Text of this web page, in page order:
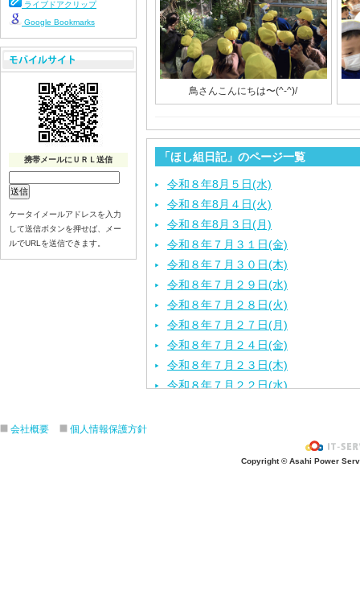
鳥さんこんにちは〜(^-^)/
「ほし組日記」のページ一覧
令和８年8月５日(水)
令和８年8月４日(火)
令和８年8月３日(月)
令和８年７月３１日(金)
令和８年７月３０日(木)
令和８年７月２９日(水)
令和８年７月２８日(火)
令和８年７月２７日(月)
令和８年７月２４日(金)
令和８年７月２３日(木)
令和８年７月２２日(水)
令和８年７月１５日（水）
ライブドアクリップ
Google Bookmarks
携帯メールにＵＲＬ送信
ケータイメールアドレスを入力
して送信ボタンを押せば、メー
ルでURLを送信できます。
会社概要 個人情報保護方針
Copyright © Asahi Power